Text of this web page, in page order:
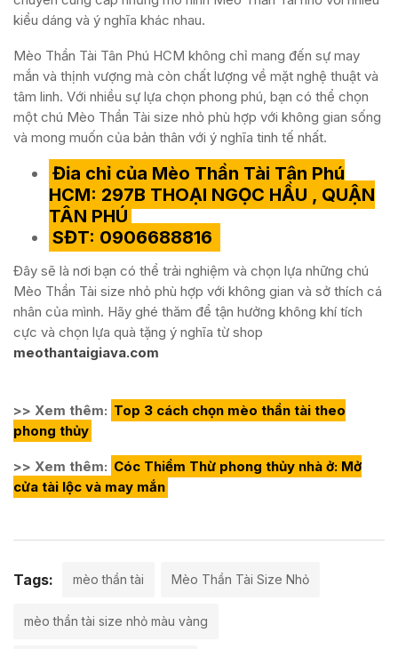
kiểu dáng và ý nghĩa khác nhau.
Mèo Thần Tài Tân Phú HCM không chỉ mang đến sự may
mắn và thịnh vượng mà còn chất lượng về mặt nghệ thuật và
tâm linh. Với nhiều sự lựa chọn phong phú, bạn có thể chọn
một chú Mèo Thần Tài size nhỏ phù hợp với không gian sống
và mong muốn của bản thân với ý nghĩa tinh tế nhất.
Địa chỉ của Mèo Thần Tài Tân Phú
HCM: 297B THOẠI NGỌC HẦU , QUẬN
TÂN PHÚ
SĐT: 0906688816
Đây sẽ là nơi bạn có thể trải nghiệm và chọn lựa những chú
Mèo Thần Tài size nhỏ phù hợp với không gian và sở thích cá
nhân của mình. Hãy ghé thăm để tận hưởng không khí tích
cực và chọn lựa quà tặng ý nghĩa từ shop
meothantaigiava.com
>> Xem thêm: Top 3 cách chọn mèo thần tài theo
phong thủy
>> Xem thêm: Cóc Thiềm Thừ phong thủy nhà ở: Mở
cửa tài lộc và may mắn
Tags: mèo thần tài Mèo Thần Tài Size Nhỏ
mèo thần tài size nhỏ màu vàng